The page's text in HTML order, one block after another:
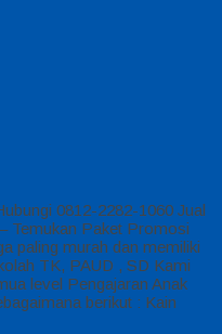
0812-2282-1060 Jual
Temukan Paket Promosi
paling murah dan memiliki
TK, PAUD , SD Kami
level Pengajaran Anak
berikut : Kain